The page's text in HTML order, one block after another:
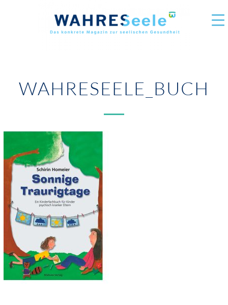
WAHRESEELE_BUCH